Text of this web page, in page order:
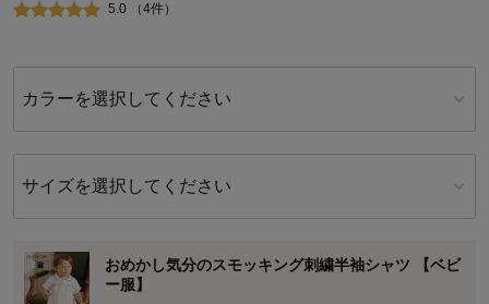
5.0 （4件）
カラーを選択してください
サイズを選択してください
おめかし気分のスモッキング刺繍半袖シャツ 【ベビ
ー服】